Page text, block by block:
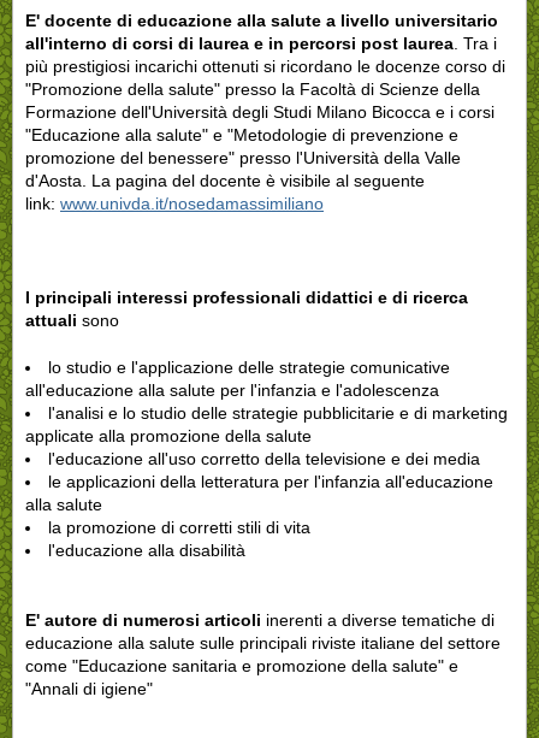
E' docente di educazione alla salute a livello universitario
all'interno di corsi di laurea e in percorsi post laurea . Tra i
più prestigiosi incarichi ottenuti si ricordano le docenze corso di
"Promozione della salute" presso la Facoltà di Scienze della
Formazione dell'Università degli Studi Milano Bicocca e i corsi
"Educazione alla salute" e "Metodologie di prevenzione e
promozione del benessere" presso l'Università della Valle
d'Aosta. La pagina del docente è visibile al seguente
link: www.univda.it/nosedamassimiliano
I principali interessi professionali didattici e di ricerca
attuali sono
lo studio e l'applicazione delle strategie comunicative
all'educazione alla salute per l'infanzia e l'adolescenza
l'analisi e lo studio delle strategie pubblicitarie e di marketing
applicate alla promozione della salute
l'educazione all'uso corretto della televisione e dei media
le applicazioni della letteratura per l'infanzia all'educazione
alla salute
la promozione di corretti stili di vita
l'educazione alla disabilità
E' autore di numerosi articoli inerenti a diverse tematiche di
educazione alla salute sulle principali riviste italiane del settore
come "Educazione sanitaria e promozione della salute" e
"Annali di igiene"